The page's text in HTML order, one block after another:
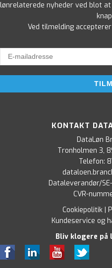
lønrelaterede nyheder ved blot
Ved tilmelding
KONTAKT
DataLøn
Tronholmen 3,
Telefon:
Dataleverandør/
CVR-
Cookiepolitik|
Kundeservice og
Bliv klogere på